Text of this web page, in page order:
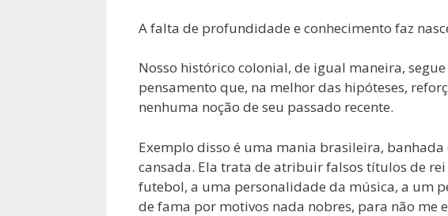
A falta de profundidade e conhecimento faz
Nosso histórico colonial, de igual maneira,
pensamento que, na melhor das hipóteses,
nenhuma noção de seu passado recente.
Exemplo disso é uma mania brasileira, banhada
cansada. Ela trata de atribuir falsos títulos de
futebol, a uma personalidade da música, a um
de fama por motivos nada nobres, para não me